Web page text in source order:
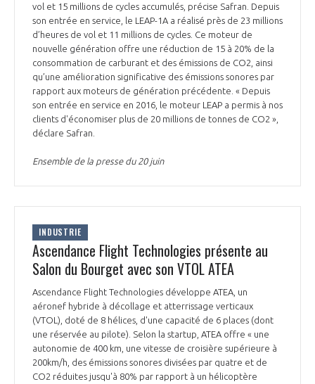
vol et 15 millions de cycles accumulés, précise Safran. Depuis
son entrée en service, le LEAP-1A a réalisé près de 23 millions
d’heures de vol et 11 millions de cycles. Ce moteur de
nouvelle génération offre une réduction de 15 à 20% de la
consommation de carburant et des émissions de CO2, ainsi
qu’une amélioration significative des émissions sonores par
rapport aux moteurs de génération précédente. « Depuis
son entrée en service en 2016, le moteur LEAP a permis à nos
clients d'économiser plus de 20 millions de tonnes de CO2 »,
déclare Safran.
Ensemble de la presse du 20 juin
INDUSTRIE
Ascendance Flight Technologies présente au
Salon du Bourget avec son VTOL ATEA
Ascendance Flight Technologies développe ATEA, un
aéronef hybride à décollage et atterrissage verticaux
(VTOL), doté de 8 hélices, d'une capacité de 6 places (dont
une réservée au pilote). Selon la startup, ATEA offre « une
autonomie de 400 km, une vitesse de croisière supérieure à
200km/h, des émissions sonores divisées par quatre et de
CO2 réduites jusqu'à 80% par rapport à un hélicoptère